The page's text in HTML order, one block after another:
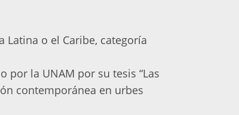
Latina o el Caribe, categoría
por la UNAM por su tesis “Las
contemporánea en urbes